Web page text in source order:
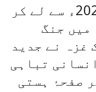
سات اکتوبر سنہ 2023ء سے لے کر
سنہ 2025ء میں جنگ
غزہ نے جدید
تباہی
صفحۂ ہستی